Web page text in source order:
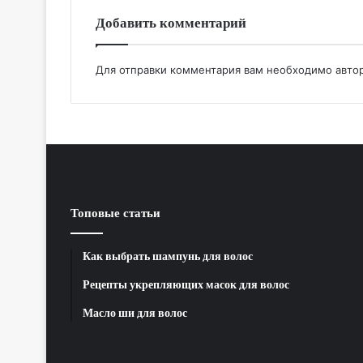
Добавить комментарий
Для отправки комментария вам необходимо
Топовые статьи
Как выбрать шампунь для волос
Рецепты укрепляющих масок для волос
Масло ши для волос